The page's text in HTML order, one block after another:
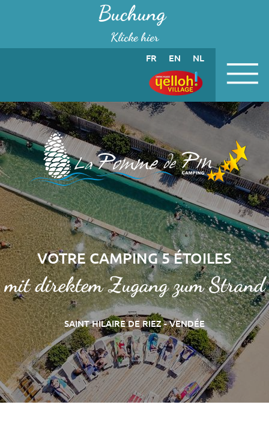
Buchung
Klicke hier
FR EN NL
VOTRE CAMPING 5 ÉTOILES
mit direktem Zugang zum Strand
SAINT HILAIRE DE RIEZ - VENDÉE